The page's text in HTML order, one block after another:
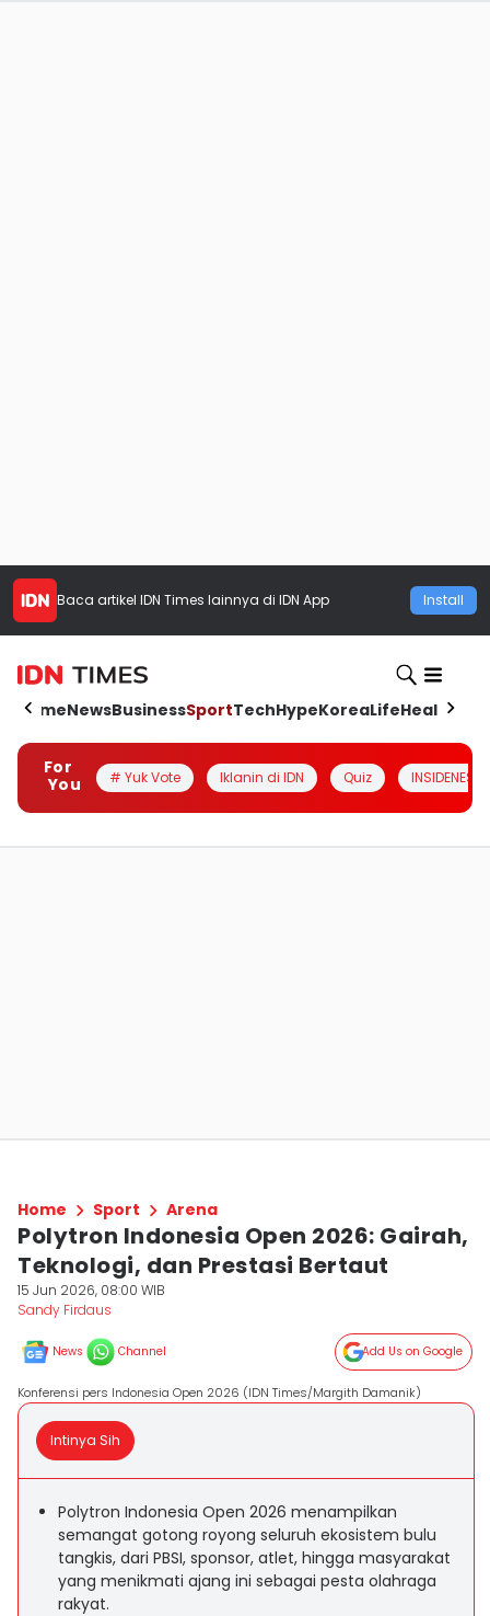
Baca artikel IDN Times lainnya di IDN App Install
HomeNewsBusinessSportTechHypeKoreaLifeHealth
For
You
# Yuk Vote Iklanin di IDN Quiz INSIDENESIA
Home Sport Arena
Polytron Indonesia Open 2026: Gairah,
Teknologi, dan Prestasi Bertaut
15 Jun 2026, 08:00 WIB
Sandy Firdaus
News Channel Add Us on Google
Konferensi pers Indonesia Open 2026 (IDN Times/Margith Damanik)
Intinya Sih
Polytron Indonesia Open 2026 menampilkan
semangat gotong royong seluruh ekosistem bulu
tangkis, dari PBSI, sponsor, atlet, hingga masyarakat
yang menikmati ajang ini sebagai pesta olahraga
rakyat.